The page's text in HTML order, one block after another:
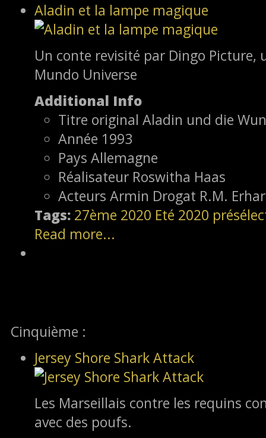
Aladin et la lampe magique
Un conte revisité par Dingo Picture,
Mundo Universe
Additional Info
Titre original Aladin und die
Année 1993
Pays Allemagne
Réalisateur Roswitha Haas
Acteurs Armin Drogat R.M.
Tags: 27ème 2020 Eté 2020
Read more...
Cinquième :
Jersey Shore Shark Attack
Les Marseillais contre les requins
avec des poufs.